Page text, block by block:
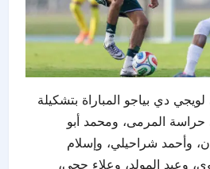
دي بياجو المباراة بتشكيلة
المرمى، ومحمد أبو
وأحمد شراحيلي، وإسلام
وعيد المولد، وعلاء حجي،